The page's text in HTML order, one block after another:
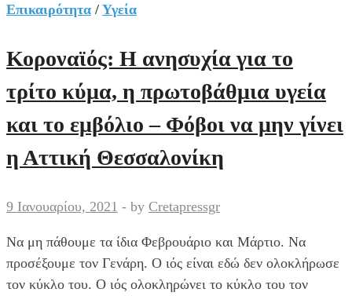
Ο
για
3ο
κύμα
πανδημίας
έφερε
του
–
Τα
στοιχεία
Επικαιρότητα / Υγεία
Κοροναϊός: Η ανησυχία για το
τρίτο κύμα, η πρωτοβάθμια υγεία
και το εμβόλιο – Φόβοι να μην γίνει
η Αττική Θεσσαλονίκη
9 Ιανουαρίου, 2021 - by Cretapressgr
Να μη πάθουμε τα ίδια Φεβρουάριο και Μάρτιο. Να
προσέξουμε τον Γενάρη. Ο ιός είναι εδώ δεν ολοκλήρωσε
τον κύκλο του. Ο ιός ολοκληρώνει το κύκλο του τον